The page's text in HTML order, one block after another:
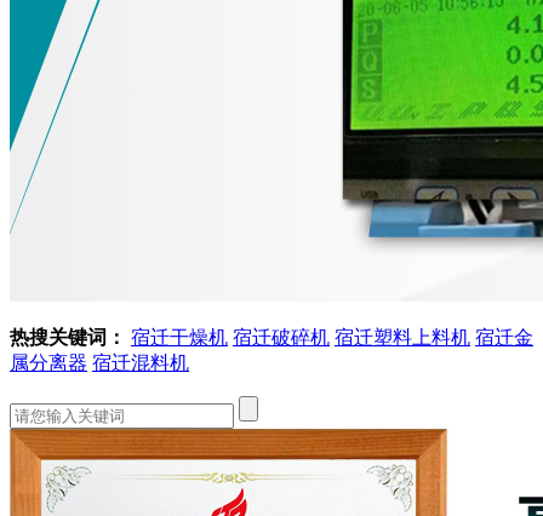
热搜关键词： 宿迁干燥机 宿迁破碎机 宿迁塑料上料机 宿迁金
属分离器 宿迁混料机